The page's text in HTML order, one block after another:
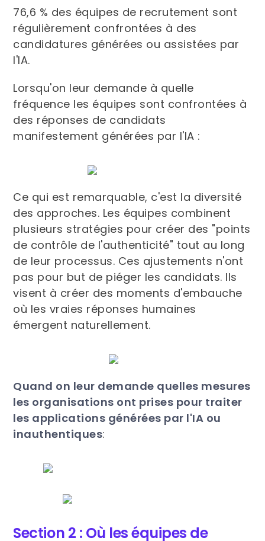
76,6 % des équipes de recrutement sont
régulièrement confrontées à des
candidatures générées ou assistées par
l'IA.
Lorsqu'on leur demande à quelle
fréquence les équipes sont confrontées à
des réponses de candidats
manifestement générées par l'IA :
Ce qui est remarquable, c'est la diversité
des approches. Les équipes combinent
plusieurs stratégies pour créer des "points
de contrôle de l'authenticité" tout au long
de leur processus. Ces ajustements n'ont
pas pour but de piéger les candidats. Ils
visent à créer des moments d'embauche
où les vraies réponses humaines
émergent naturellement.
‍Quand on leur demande quelles mesures
les organisations ont prises pour traiter
les applications générées par l'IA ou
inauthentiques:
Section 2 : Où les équipes de